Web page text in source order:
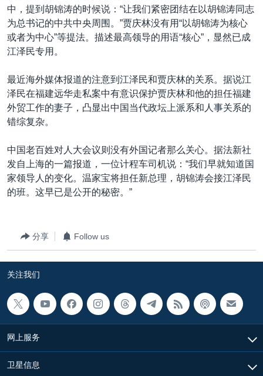
中，提到胡锦涛的时候说：“让我们紧密团结在以胡锦涛同志
为总书记的中共中央周围。”贾庆林没有用“以胡锦涛为核心
或者为中心”等提法。描述最高领导的用语“核心”，显然已成
江泽民专用。
最近海外媒体报道的注意到江泽民和贾庆林的关系。据说江
泽民在福建远华走私案中有意识保护贾庆林和他的担任福建
外贸工作的妻子，凸显出中国当代政坛上派系和人事关系的
错综复杂。
中国老百姓对人大会议则没有外国记者那么关心。据法新社
发自上海的一篇报道，一位计程车司机说：“我们早就知道国
家领导人的变化。温家宝将担任新总理，胡锦涛会接江泽民
的班。这早已是公开的秘密。”
分享 Follow us
关注我们
网上服务
卫星信息